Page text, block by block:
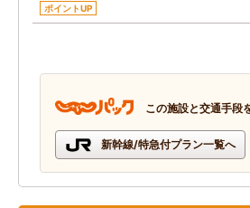
ポイントUP
この施設と交通手段
新幹線/特急付プラン一覧へ